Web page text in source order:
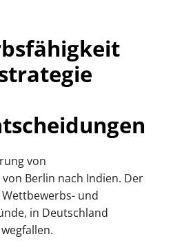
von
Berlin nach Indien. Der
und
in Deutschland